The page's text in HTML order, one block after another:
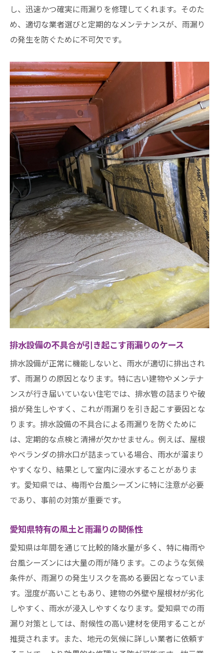
し、迅速かつ確実に雨漏りを修理してくれます。そのた
め、適切な業者選びと定期的なメンテナンスが、雨漏り
の発生を防ぐために不可欠です。
排水設備の不具合が引き起こす雨漏りのケース
排水設備が正常に機能しないと、雨水が適切に排出され
ず、雨漏りの原因となります。特に古い建物やメンテナ
ンスが行き届いていない住宅では、排水管の詰まりや破
損が発生しやすく、これが雨漏りを引き起こす要因とな
ります。排水設備の不具合による雨漏りを防ぐために
は、定期的な点検と清掃が欠かせません。例えば、屋根
やベランダの排水口が詰まっている場合、雨水が溜まり
やすくなり、結果として室内に浸水することがありま
す。愛知県では、梅雨や台風シーズンに特に注意が必要
であり、事前の対策が重要です。
愛知県特有の風土と雨漏りの関係性
愛知県は年間を通じて比較的降水量が多く、特に梅雨や
台風シーズンには大量の雨が降ります。このような気候
条件が、雨漏りの発生リスクを高める要因となっていま
す。湿度が高いこともあり、建物の外壁や屋根材が劣化
しやすく、雨水が浸入しやすくなります。愛知県での雨
漏り対策としては、耐候性の高い建材を使用することが
推奨されます。また、地元の気候に詳しい業者に依頼す